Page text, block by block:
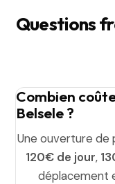
Questions
Combien
Belsele ?
Une ouverture de
120€ de jour,
déplacement